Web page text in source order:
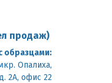
продаж)
образцами:
Опалиха,
2А, офис 22